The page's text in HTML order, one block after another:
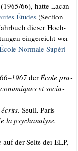
(1965/​66), hat­te Lacan
Étu­des(Sec­tion
die­ser Hoch­
ein­ge­reicht wer­
Éco­le Nor­ma­le Supé­ri­
der Éco­le pra­
et socia­
Seuil, Paris
la psy­ch­ana­ly­se.
auf der Sei­te der ELP,